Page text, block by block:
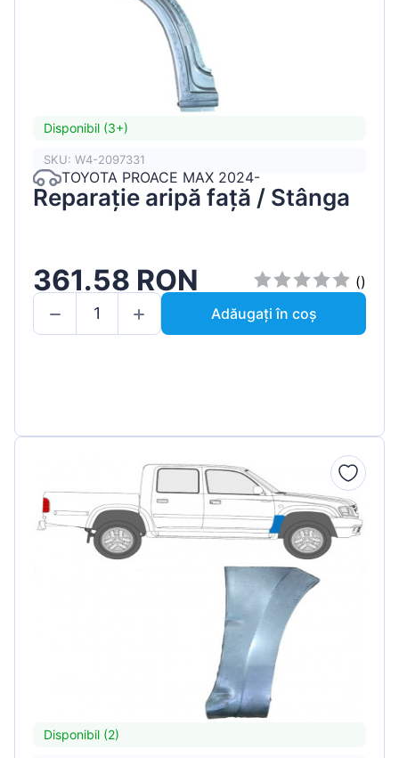
Disponibil (3+)
SKU: W4-2097331
TOYOTA PROACE MAX 2024-
Reparație aripă față / Stânga
361.58 RON
()
Adăugați în coș
Disponibil (2)